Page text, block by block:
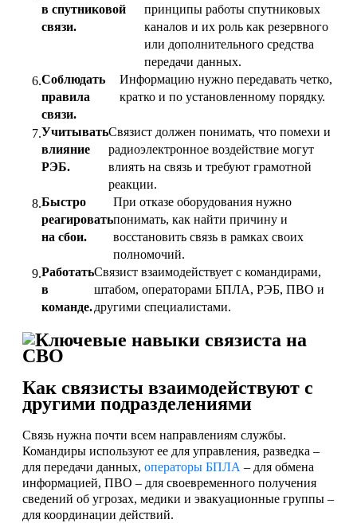
в спутниковой
связи.
принципы работы спутниковых
каналов и их роль как резервного
или дополнительного средства
передачи данных.
Соблюдать
правила
связи.
Информацию нужно передавать четко,
кратко и по установленному порядку.
Учитывать
влияние
РЭБ.
Связист должен понимать, что помехи и
радиоэлектронное воздействие могут
влиять на связь и требуют грамотной
реакции.
Быстро
реагировать
на сбои.
При отказе оборудования нужно
понимать, как найти причину и
восстановить связь в рамках своих
полномочий.
Работать
в
команде.
Связист взаимодействует с командирами,
штабом, операторами БПЛА, РЭБ, ПВО и
другими специалистами.
Как связисты взаимодействуют с
другими подразделениями
Связь нужна почти всем направлениям службы.
Командиры используют ее для управления, разведка –
для передачи данных, операторы БПЛА – для обмена
информацией, ПВО – для своевременного получения
сведений об угрозах, медики и эвакуационные группы –
для координации действий.